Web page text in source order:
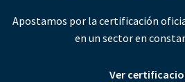
Apostamos por la certificación
en un sector en
Ver